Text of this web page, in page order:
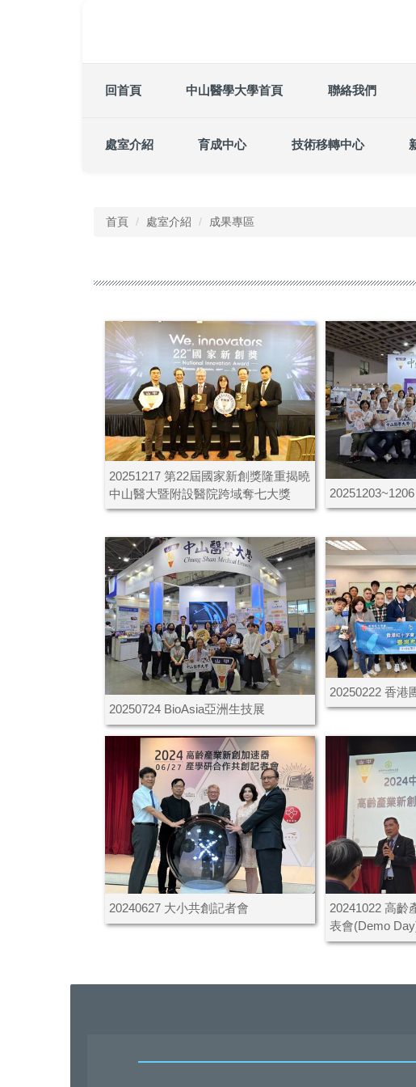
回首頁 中山醫學大學首頁 聯絡我們
處室介紹 育成中心 技術移轉中心
首頁 處室介紹 成果專區
20251217 第22屆國家新創獎隆重揭曉
中山醫大暨附設醫院跨域奪七大獎
20250724 BioAsia亞洲生技展
20250222 香港
20240627 大小共創記者會
20241022 高齡
表會(Demo